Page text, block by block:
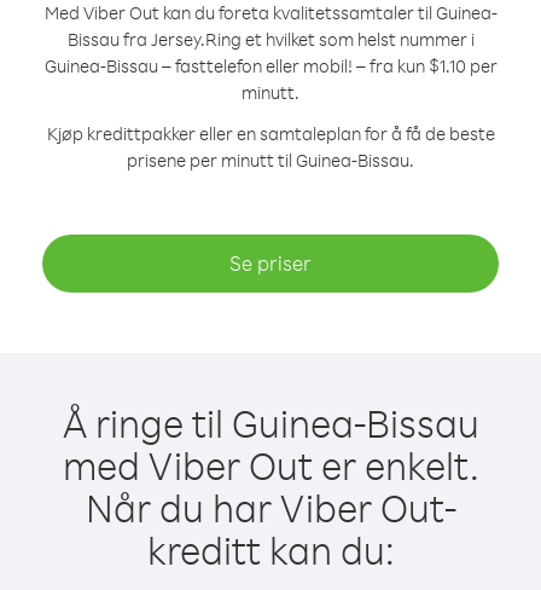
Med Viber Out kan du foreta kvalitetssamtaler til Guinea-
Bissau fra Jersey.Ring et hvilket som helst nummer i
Guinea-Bissau – fasttelefon eller mobil! – fra kun $1.10 per
minutt.
Kjøp kredittpakker eller en samtaleplan for å få de beste
prisene per minutt til Guinea-Bissau.
Se priser
Å ringe til Guinea-Bissau
med Viber Out er enkelt.
Når du har Viber Out-
kreditt kan du: